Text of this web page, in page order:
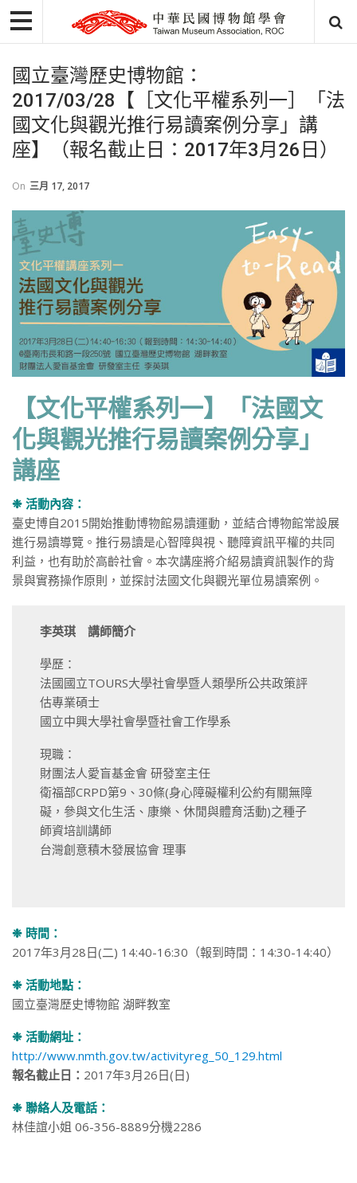
國立臺灣歷史博物館：
2017/03/28【［文化平權系列一］「法
國文化與觀光推行易讀案例分享」講
座】（報名截止日：2017年3月26日）
On 三月 17, 2017
【文化平權系列一】「法國文
化與觀光推行易讀案例分享」
講座
❉ 活動內容：
臺史博自2015開始推動博物館易讀運動，並結合博物館常設展
進行易讀導覽。推行易讀是心智障與視、聽障資訊平權的共同
利益，也有助於高齡社會。本次講座將介紹易讀資訊製作的背
景與實務操作原則，並探討法國文化與觀光單位易讀案例。
李英琪 講師簡介
學歷：
法國國立TOURS大學社會學暨人類學所公共政策評
估專業碩士
國立中興大學社會學暨社會工作學系
現職：
財團法人愛盲基金會 研發室主任
衛福部CRPD第9、30條(身心障礙權利公約有關無障
礙，參與文化生活、康樂、休閒與體育活動)之種子
師資培訓講師
台灣創意積木發展協會 理事
❉ 時間：
2017年3月28日(二) 14:40-16:30（報到時間：14:30-14:40）
❉ 活動地點：
國立臺灣歷史博物館 湖畔教室
❉ 活動網址：
http://www.nmth.gov.tw/activityreg_50_129.html
報名截止日： 2017年3月26日(日)
❉ 聯絡人及電話：
林佳誼小姐 06-356-8889分機2286